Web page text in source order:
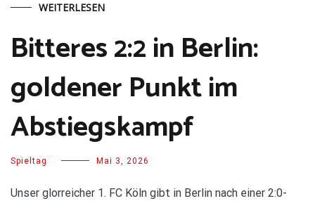
WEITERLESEN
Bitteres 2:2 in Berlin:
goldener Punkt im
Abstiegskampf
Spieltag Mai 3, 2026
Unser glorreicher 1. FC Köln gibt in Berlin nach einer 2:0-